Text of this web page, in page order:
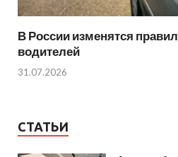
В России изменятся
водителей
31.07.2026
СТАТЬИ